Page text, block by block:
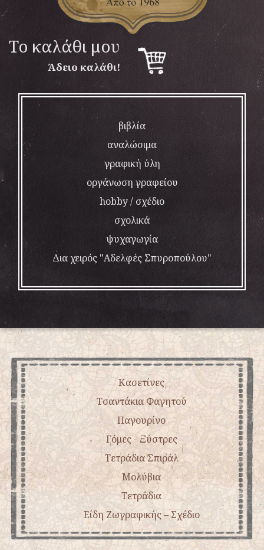
To καλάθι μου
Άδειο καλάθι!
βιβλία
αναλώσιμα
γραφική ύλη
οργάνωση γραφείου
hobby / σχέδιο
σχολικά
ψυχαγωγία
Δια χειρός "Αδελφές Σπυροπούλου"
Κασετίνες
Τσαντάκια Φαγητού
Παγουρίνο
Γόμες - Ξύστρες
Τετράδια Σπιράλ
Μολύβια
Tετράδια
Είδη Ζωγραφικής – Σχέδιο